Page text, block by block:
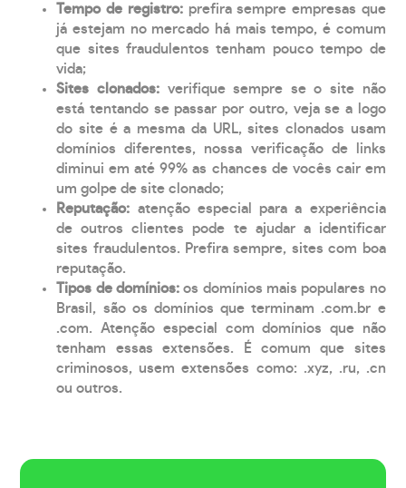
Tempo de registro: prefira sempre empresas que
já estejam no mercado há mais tempo, é comum
que sites fraudulentos tenham pouco tempo de
vida;
Sites clonados: verifique sempre se o site não
está tentando se passar por outro, veja se a logo
do site é a mesma da URL, sites clonados usam
domínios diferentes, nossa verificação de links
diminui em até 99% as chances de vocês cair em
um golpe de site clonado;
Reputação: atenção especial para a experiência
de outros clientes pode te ajudar a identificar
sites fraudulentos. Prefira sempre, sites com boa
reputação.
Tipos de domínios:os domínios mais populares no
Brasil, são os domínios que terminam .com.br e
.com. Atenção especial com domínios que não
tenham essas extensões. É comum que sites
criminosos, usem extensões como: .xyz, .ru, .cn
ou outros.